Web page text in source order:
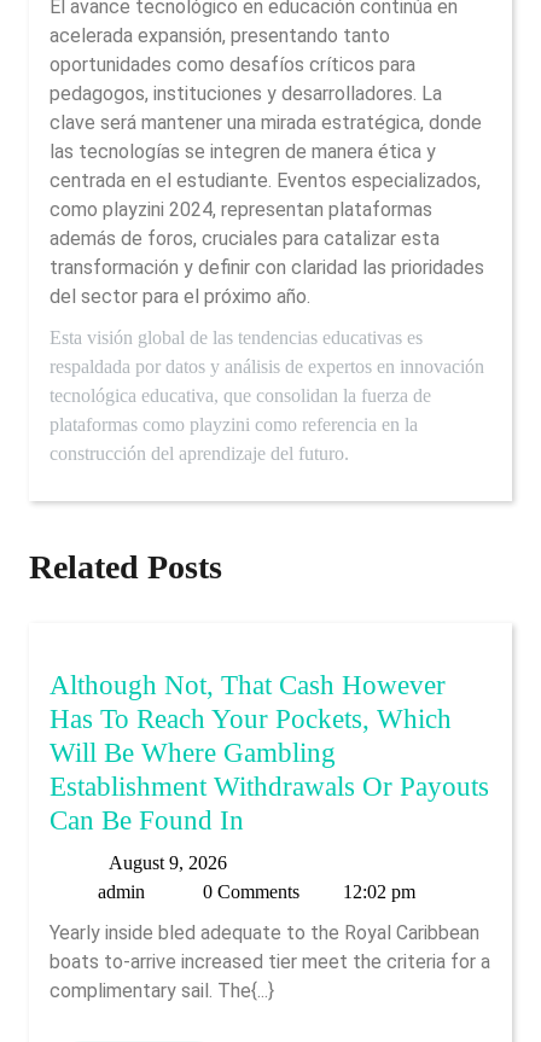
El avance tecnológico en educación continúa en
acelerada expansión, presentando tanto
oportunidades como desafíos críticos para
pedagogos, instituciones y desarrolladores. La
clave será mantener una mirada estratégica, donde
las tecnologías se integren de manera ética y
centrada en el estudiante. Eventos especializados,
como playzini 2024, representan plataformas
además de foros, cruciales para catalizar esta
transformación y definir con claridad las prioridades
del sector para el próximo año.
Esta visión global de las tendencias educativas es
respaldada por datos y análisis de expertos en innovación
tecnológica educativa, que consolidan la fuerza de
plataformas como playzini como referencia en la
construcción del aprendizaje del futuro.
Related Posts
Although Not, That Cash However
Has To Reach Your Pockets, Which
Will Be Where Gambling
Establishment Withdrawals Or Payouts
Can Be Found In
That
Cash
However
Has
August 9, 2026August
9,
admin 0 Comments 12:02 pm
Yearly inside bled adequate to the Royal Caribbean
boats to-arrive increased tier meet the criteria for a
complimentary sail. The{...}